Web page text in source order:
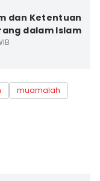
dan Ketentuan
dalam Islam
muamalah